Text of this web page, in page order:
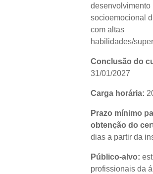
desenvolvimento
socioemocional
com altas
habilidades/
Conclusão do
31/01/2027
Carga horária:
Prazo mínimo
obtenção do
dias a partir da
Público-alvo:
profissionais da